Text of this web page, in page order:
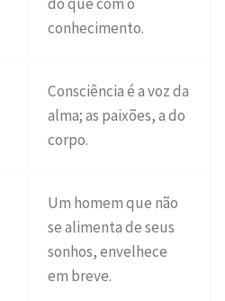
do que com o
conhecimento.
Consciência é a voz da
alma; as paixões, a do
corpo.
Um homem que não
se alimenta de seus
sonhos, envelhece
em breve.